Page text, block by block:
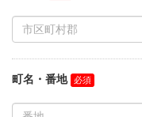
町名・番地